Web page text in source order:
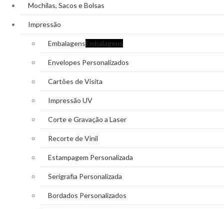
Mochilas, Sacos e Bolsas
Impressão
EmbalagensEmbalagens
Envelopes Personalizados
Cartões de Visita
Impressão UV
Corte e Gravação a Laser
Recorte de Vinil
Estampagem Personalizada
Serigrafia Personalizada
Bordados Personalizados